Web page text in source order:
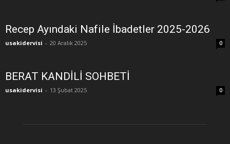
Recep Ayındaki Nafile İbadetler 2025-2026
usakidervisi - 20 Aralık 2025 0
BERAT KANDİLİ SOHBETİ
usakidervisi - 13 Şubat 2025 0